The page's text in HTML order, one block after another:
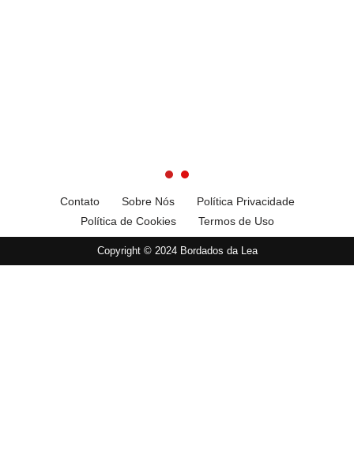
Contato Sobre Nós
Política Privacidade
Política de Cookies
Termos de Uso
Copyright © 2024 Bordados da Lea